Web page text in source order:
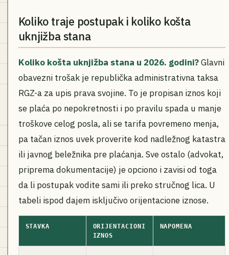
Koliko traje postupak i koliko košta
uknjižba stana
Koliko košta uknjižba stana u 2026. godini?Glavni
obavezni trošak je republička administrativna taksa
RGZ-a za upis prava svojine. To je propisan iznos koji
se plaća po nepokretnosti i po pravilu spada u manje
troškove celog posla, ali se tarifa povremeno menja,
pa tačan iznos uvek proverite kod nadležnog katastra
ili javnog beležnika pre plaćanja. Sve ostalo (advokat,
priprema dokumentacije) je opciono i zavisi od toga
da li postupak vodite sami ili preko stručnog lica. U
tabeli ispod dajem isključivo orijentacione iznose.
STAVKA
ORIJENTACIONI
IZNOS
NAPOMENA